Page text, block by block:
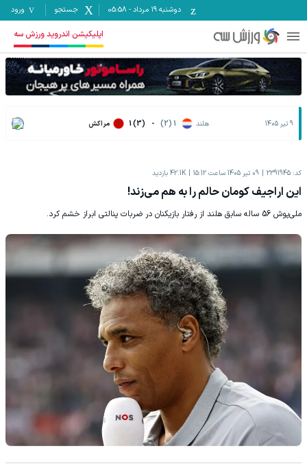
دوشنبه ۱۹ مرداد -
05:58 جستجو ورود
اپلیکیشن اندروید ورزش سه
9 تیر 1405 هلند 1 (2)
-
1 (3) مراکش
کد: 2391945 09 تیر 1405 ساعت 15:12 42.1K بازدید
این اراجیف کومان حالم را به هم می‌زند!
ملی‌پوش 56 ساله سابق هلند از رفتار بازیکنان در ضربات پنالتی ابراز خشم کرد.